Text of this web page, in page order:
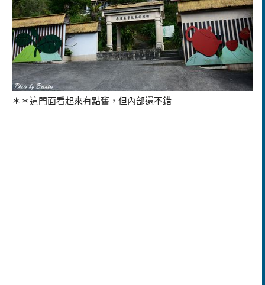
＊＊這門面看起來有點舊，但內部還不錯